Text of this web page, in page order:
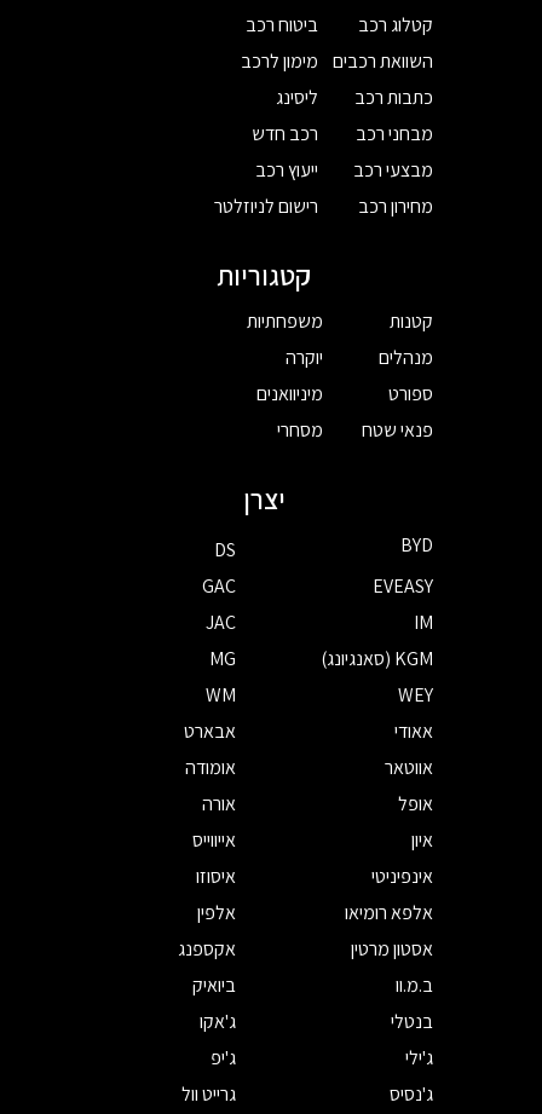
קטלוג רכב
השוואת רכבים
כתבות רכב
מבחני רכב
מבצעי רכב
מחירון רכב
ביטוח רכב
מימון לרכב
ליסינג
רכב חדש
ייעוץ רכב
רישום לניוזלטר
קטגוריות
קטנות
מנהלים
ספורט
פנאי שטח
משפחתיות
יוקרה
מיניוואנים
מסחרי
יצרן
BYD
DS
EVEASY
GAC
IM
JAC
KGM (סאנגיונג)
MG
WEY
WM
אאודי
אבארט
אווטאר
אומודה
אופל
אורה
איון
אייווייס
אינפיניטי
איסוזו
אלפא רומיאו
אלפין
אסטון מרטין
אקספנג
ב.מ.וו
ביואיק
בנטלי
ג'אקו
ג'ילי
ג'יפ
ג'נסיס
גרייט וול